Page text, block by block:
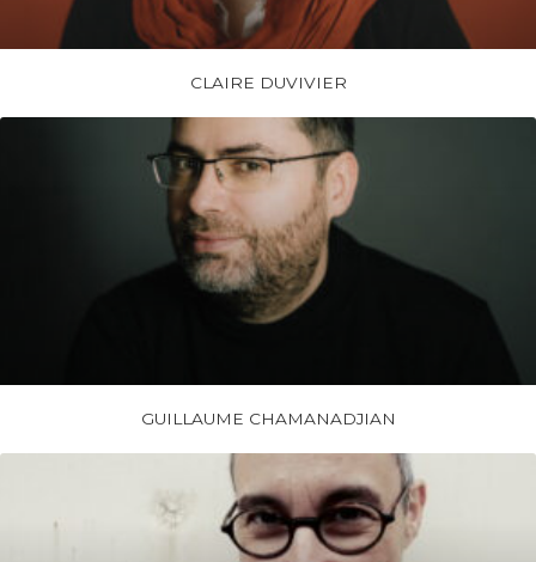
CLAIRE DUVIVIER
GUILLAUME CHAMANADJIAN